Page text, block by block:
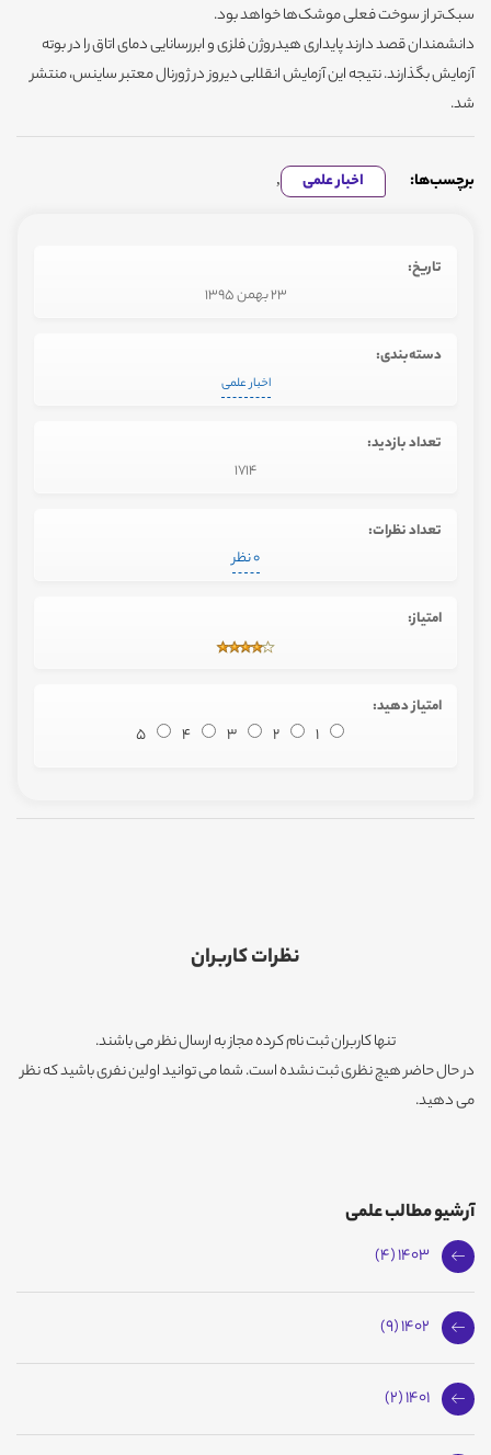
سبک‌تر از سوخت فعلی موشک‌ها خواهد بود.
دانشمندان قصد دارند پایداری هیدروژن فلزی و ابررسانایی دمای اتاق را در بوته
آزمایش بگذارند. نتیجه این آزمایش انقلابی دیروز در ژورنال معتبر ساینس،‌ منتشر
شد.
برچسب‌ها: اخبار علمی ,
تاریخ:
23 بهمن 1395
دسته‌بندی:
اخبار علمی
تعداد بازدید:
1714
تعداد نظرات:
0 نظر
امتیاز:
امتیاز دهید:
1
2
3
4
5
نظرات کاربران
تنها کاربران ثبت نام کرده مجاز به ارسال نظر می باشند.
در حال حاضر هیچ نظری ثبت نشده است. شما می توانید اولین نفری باشید که نظر
می دهید.
آرشیو مطالب علمی
1403 (4)
1402 (9)
1401 (2)